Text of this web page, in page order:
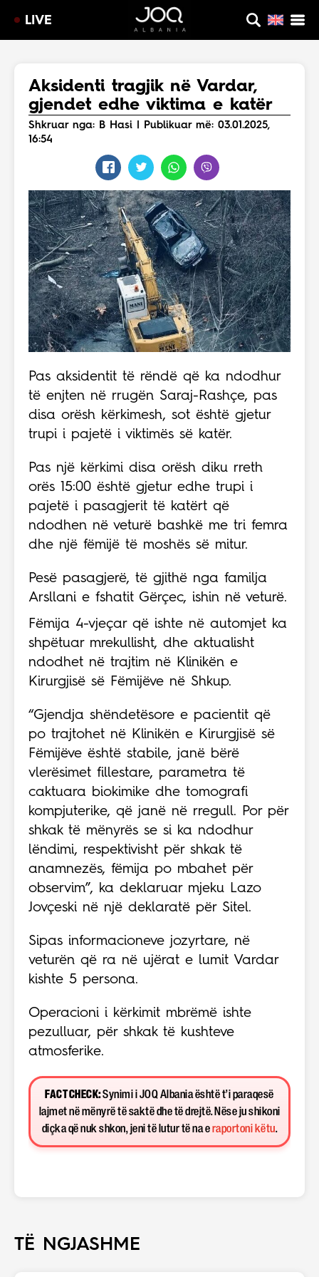
LIVE
Aksidenti tragjik në Vardar,
gjendet edhe viktima e katër
Shkruar nga: B Hasi | Publikuar më: 03.01.2025,
16:54
Pas aksidentit të rëndë që ka ndodhur
të enjten në rrugën Saraj-Rashçe, pas
disa orësh kërkimesh, sot është gjetur
trupi i pajetë i viktimës së katër.
Pas një kërkimi disa orësh diku rreth
orës 15:00 është gjetur edhe trupi i
pajetë i pasagjerit të katërt që
ndodhen në veturë bashkë me tri femra
dhe një fëmijë të moshës së mitur.
Pesë pasagjerë, të gjithë nga familja
Arsllani e fshatit Gërçec, ishin në veturë.
Fëmija 4-vjeçar që ishte në automjet ka
shpëtuar mrekullisht, dhe aktualisht
ndodhet në trajtim në Klinikën e
Kirurgjisë së Fëmijëve në Shkup.
“Gjendja shëndetësore e pacientit që
po trajtohet në Klinikën e Kirurgjisë së
Fëmijëve është stabile, janë bërë
vlerësimet fillestare, parametra të
caktuara biokimike dhe tomografi
kompjuterike, që janë në rregull. Por për
shkak të mënyrës se si ka ndodhur
lëndimi, respektivisht për shkak të
anamnezës, fëmija po mbahet për
observim”, ka deklaruar mjeku Lazo
Jovçeski në një deklaratë për Sitel.
Sipas informacioneve jozyrtare, në
veturën që ra në ujërat e lumit Vardar
kishte 5 persona.
Operacioni i kërkimit mbrëmë ishte
pezulluar, për shkak të kushteve
atmosferike.
FACT CHECK:Synimi i JOQ Albania është t’i paraqesë
lajmet në mënyrë të saktë dhe të drejtë. Nëse ju shikoni
diçka që nuk shkon, jeni të lutur të na e raportoni këtu.
TË NGJASHME